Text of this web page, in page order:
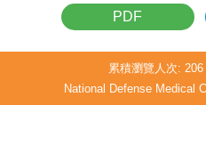
PDF
累積瀏覽人次: 206
National Defense Medical